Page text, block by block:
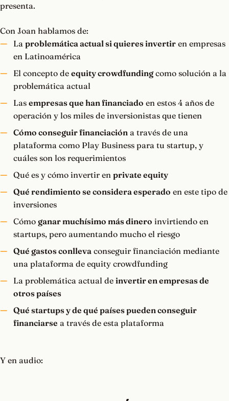
presenta.
Con Joan hablamos de:
La problemática actual si quieres invertiren empresas
en Latinoamérica
El concepto de equity crowdfundingcomo solución a la
problemática actual
Las empresas que han financiado en estos 4 años de
operación y los miles de inversionistas que tienen
Cómo conseguir financiacióna través de una
plataforma como Play Business para tu startup, y
cuáles son los requerimientos
Qué es y cómo invertir en private equity
Qué rendimiento se considera esperado en este tipo de
inversiones
Cómo ganar muchísimo más dinero invirtiendo en
startups, pero aumentando mucho el riesgo
Qué gastos conllevaconseguir financiación mediante
una plataforma de equity crowdfunding
La problemática actual de invertir en empresas de
otros países
Qué startups y de qué países pueden conseguir
financiarse a través de esta plataforma
Y en audio: